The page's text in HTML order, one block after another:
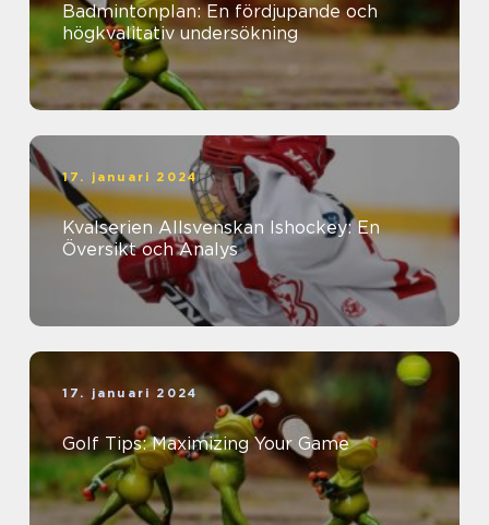
Badmintonplan: En fördjupande och
högkvalitativ undersökning
17. januari 2024
Kvalserien Allsvenskan Ishockey: En
Översikt och Analys
17. januari 2024
Golf Tips: Maximizing Your Game